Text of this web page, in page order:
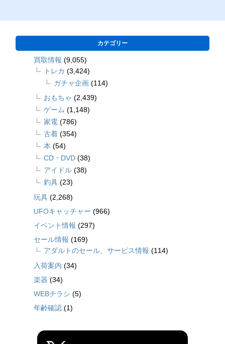
カテゴリー
買取情報 (9,055)
トレカ (3,424)
ガチャ企画 (114)
おもちゃ (2,439)
ゲーム (1,148)
家電 (786)
古着 (354)
本 (54)
CD・DVD (38)
アイドル (38)
釣具 (23)
玩具 (2,268)
UFOキャッチャー (966)
イベント情報 (297)
セール情報 (169)
アダルトのセール、サービス情報 (114)
入荷案内 (34)
楽器 (34)
WEBチラシ (5)
年齢確認 (1)